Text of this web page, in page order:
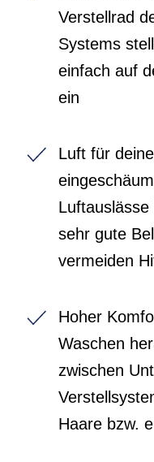
Verstellrad
Systems
einfach auf
ein
Luft für
sehr gute
vermeiden
Hoher
Waschen
zwischen
Haare bzw.